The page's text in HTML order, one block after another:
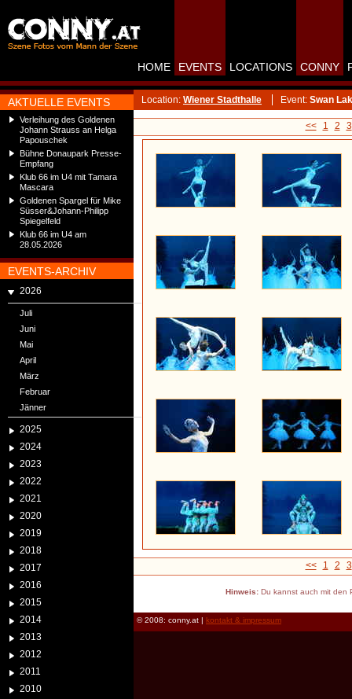
AKTUELLE EVENTS
Verleihung des Goldenen
Johann Strauss an Helga
Papouschek
Bühne Donaupark Presse-
Empfang
Klub 66 im U4 mit Tamara
Mascara
Goldenen Spargel für Mike
Süsser&Johann-Philipp
Spiegelfeld
Klub 66 im U4 am
28.05.2026
EVENTS-ARCHIV
2026
Juli
Juni
Mai
April
März
Februar
Jänner
2025
2024
2023
2022
2021
2020
2019
2018
2017
2016
2015
2014
2013
2012
2011
2010
HOME EVENTS LOCATIONS CONNY
Location: Wiener Stadthalle Event: Swan
<< 1 2 3
<< 1 2 3
Hinweis:Du kannst auch mit den
© 2008: conny.at | kontakt & impressum